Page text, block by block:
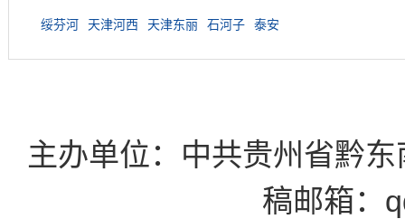
绥芬河 天津河西 天津东丽 石河子 泰安
主办单位：中共贵州省黔
稿邮箱：